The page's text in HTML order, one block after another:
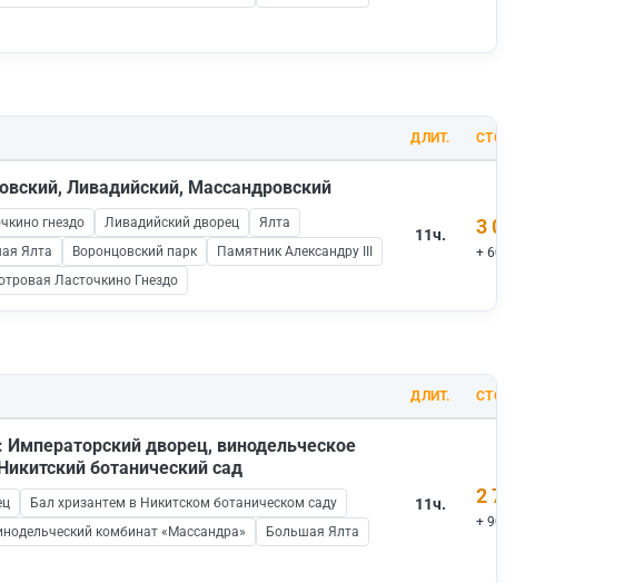
ДЛИТ. СТОИМОСТЬ
Ливадийский, Массандровский
гнездо Ливадийский дворец
Ялта
Ялта Воронцовский парк
Памятник Александру III
Ласточкино Гнездо
11ч. 3 000 ₽
+ 600 ₽ вх.билеты
ДЛИТ. СТОИМОСТЬ
Императорский дворец, винодельческое
ботанический сад
Бал хризантем в Никитском ботаническом саду
комбинат «Массандра»
Большая Ялта
11ч. 2 700 ₽
+ 900 ₽ вх.билеты